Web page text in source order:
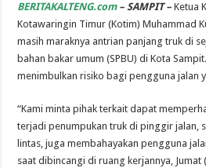
BERITAKALTENG.com–SAMPIT–Ketua
Kotawaringin Timur (Kotim) Muhammad
masih maraknya antrian panjang truk di
ba­han bakar umum (SPBU) di Kota
menimbulkan risiko bagi peng­guna jalan
“Kami minta pihak terkait dapat
terjadi penumpukan truk di pinggir jalan,
lintas, juga membahayakan pengguna
saat dibincangi di ruang kerjannya, Jumat